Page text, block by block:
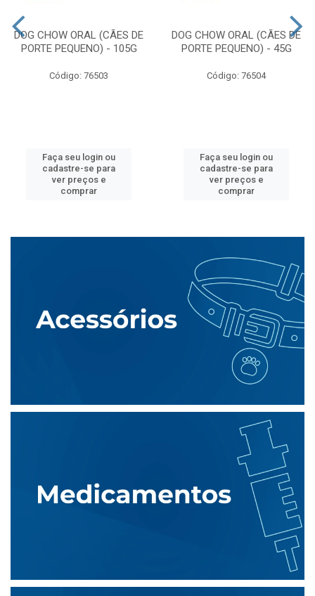
DOG CHOW ORAL (CÃES DE
PORTE PEQUENO) - 105G
Código: 76503
Faça seu login ou
cadastre-se para
ver preços e
comprar
DOG CHOW ORAL (CÃES DE
PORTE PEQUENO) - 45G
Código: 76504
Faça seu login ou
cadastre-se para
ver preços e
comprar